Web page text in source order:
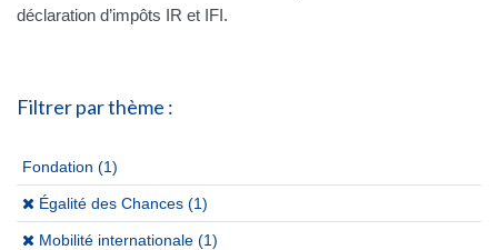
déclaration d’impôts IR et IFI.
Filtrer par thème :
Fondation (1)
(x)
Égalité des Chances (1)
(x)
Mobilité internationale (1)